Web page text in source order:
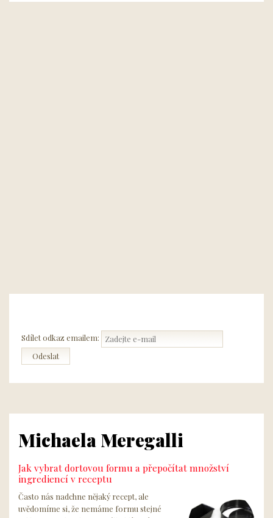
Sdílet odkaz emailem:
Michaela Meregalli
Jak vybrat dortovou formu a přepočítat množství
ingrediencí v receptu
Často nás nadchne nějaký recept, ale
uvědomíme si, že nemáme formu stejné